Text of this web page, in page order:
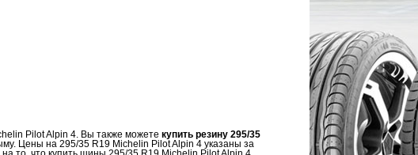
Pilot Alpin 4. Вы также можете купить резину 295/35
Цены на 295/35 R19 Michelin Pilot Alpin 4 указаны за